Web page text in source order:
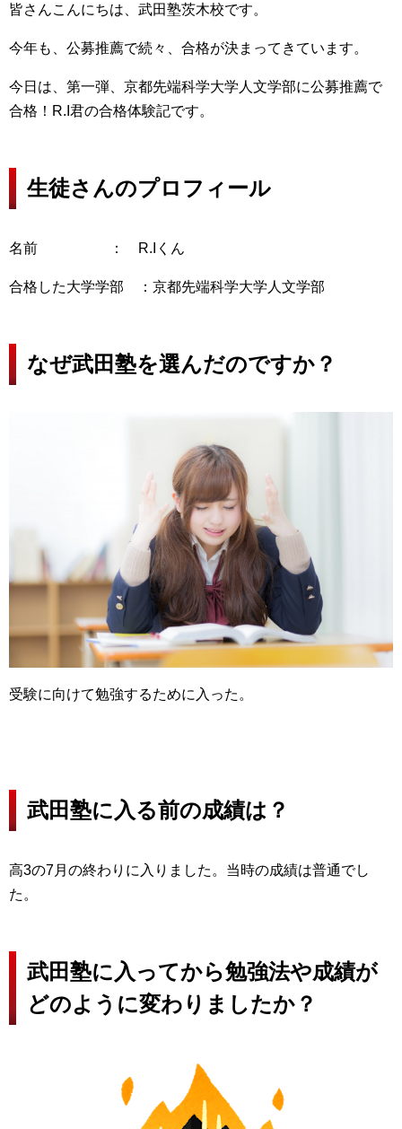
皆さんこんにちは、武田塾茨木校です。
今年も、公募推薦で続々、合格が決まってきています。
今日は、第一弾、京都先端科学大学人文学部に公募推薦で
合格！R.I君の合格体験記です。
生徒さんのプロフィール
名前 ： R.Iくん
合格した大学学部 ：京都先端科学大学人文学部
なぜ武田塾を選んだのですか？
受験に向けて勉強するために入った。
武田塾に入る前の成績は？
高3の7月の終わりに入りました。当時の成績は普通でし
た。
武田塾に入ってから勉強法や成績が
どのように変わりましたか？